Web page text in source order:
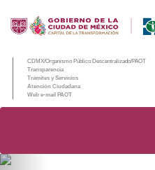
CDMX/Organismo Público Descentralizado/PAOT
Transparencia
Trámites y Servicios
Atención Ciudadana
Web e-mail PAOT